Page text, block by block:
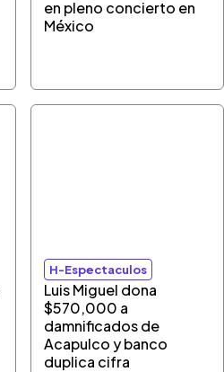
en pleno concierto en
México
H-Espectaculos
Luis Miguel dona
$570,000 a
damnificados de
Acapulco y banco
duplica cifra